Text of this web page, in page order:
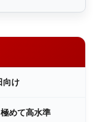
向け
めて高水準